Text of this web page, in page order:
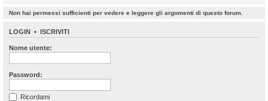
Non hai permessi sufficienti per vedere e leggere gli argomenti di questo forum.
LOGIN • ISCRIVITI
Nome utente:
Password:
Ricordami